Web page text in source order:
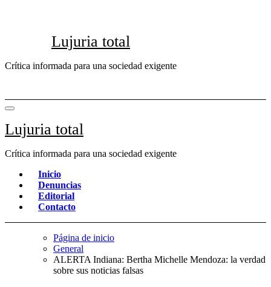
Lujuria total
Crítica informada para una sociedad exigente
Lujuria total
Crítica informada para una sociedad exigente
Inicio
Denuncias
Editorial
Contacto
Página de inicio
General
ALERTA Indiana: Bertha Michelle Mendoza: la verdad
sobre sus noticias falsas